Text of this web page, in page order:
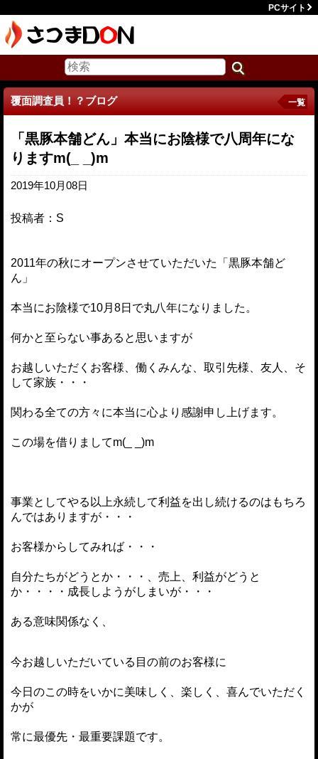
PCサイト
覆面調査員！？ブログ 一覧
「黒豚本舗どん」本当にお陰様で八周年にな
りますm(_ _)m
2019年10月08日
投稿者：S
2011年の秋にオープンさせていただいた「黒豚本舗ど
ん」
本当にお陰様で10月8日で丸八年になりました。
何かと至らない事あると思いますが
お越しいただくお客様、働くみんな、取引先様、友人、そ
して家族・・・
関わる全ての方々に本当に心より感謝申し上げます。
この場を借りましてm(_ _)m
事業としてやる以上永続して利益を出し続けるのはもちろ
んではありますが・・・
お客様からしてみれば・・・
自分たちがどうとか・・・、売上、利益がどうと
か・・・・成長しようがしまいが・・・
ある意味関係なく、
今お越しいただいている目の前のお客様に
今日のこの時をいかに美味しく、楽しく、喜んでいただく
かが
常に最優先・最重要課題です。